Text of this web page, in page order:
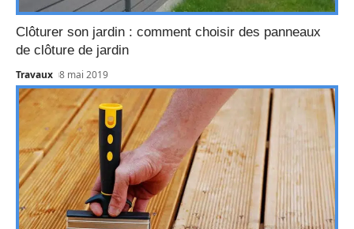
Clôturer son jardin : comment choisir des panneaux
de clôture de jardin
Travaux 8 mai 2019